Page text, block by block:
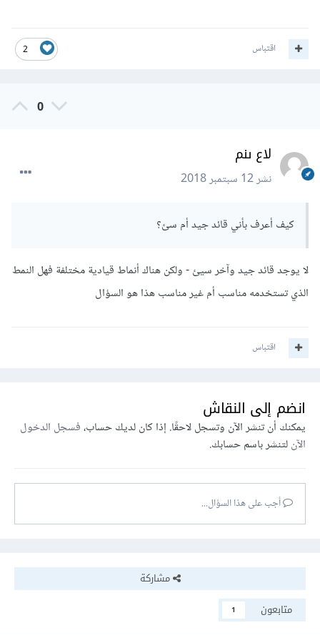
2 اقتباس
0
لاع ىنم
نشر12 سبتمبر 2018
كيف أعرف بأني قائد جيد أم سئ؟
لا يوجد قائد جيد وآخر سيئ - ولكن هناك أنماط قيادية مختلفة فهل النمط
الذي تستخدمه مناسب أم غير مناسب هذا هو السؤال
اقتباس
انضم إلى النقاش
يمكنك أن تنشر الآن وتسجل لاحقًا. إذا كان لديك حساب،فسجل الدخول
الآنلتنشر باسم حسابك.
أجب على هذا السؤال...
مشاركة
متابعون
1